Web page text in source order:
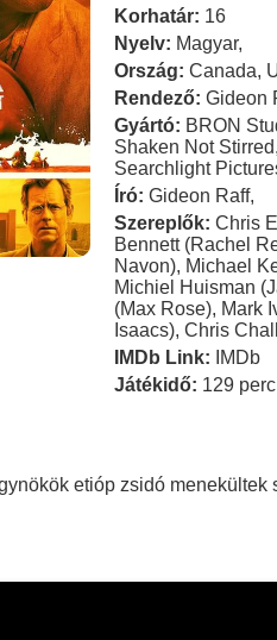
Korhatár: 16
Nyelv: Magyar,
Ország: Canada,
Rendező: Gideon
Gyártó: BRON
Shaken Not Stirred
Searchlight
Író: Gideon Raff,
Szereplők: Chris
Bennett (Rachel
Navon), Michael
Michiel Huisman
(Max Rose), Mark
Isaacs),Chris
IMDb Link:
IMDb
Játékidő: 129 perc
etióp zsidó menekültek